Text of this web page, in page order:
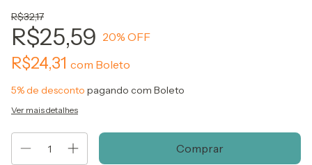
R$32,17
R$25,59 20% OFF
R$24,31 com Boleto
5% de desconto pagando com Boleto
Ver mais detalhes